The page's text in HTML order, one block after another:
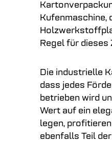
Kufenmaschine,
Regel für dieses
Die industrielle
dass jedes
betrieben wird
Wert auf ein
legen,
ebenfalls Teil